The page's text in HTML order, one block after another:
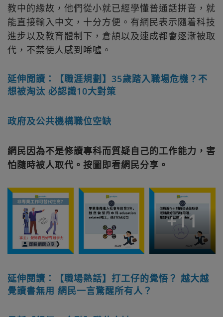
教中的緣故，他們從小就已經學懂普通話拼音，就
能直接輸入中文，十分方便。有網民表示隨着科技
進步以及教育體制下，倉頡以及速成都會逐漸被取
代，不禁使人感到唏噓。
延伸閲讀：【職涯規劃】35歲踏入職場危機？不
想被淘汰 必認識10大對策
政府及公共機構職位空缺
網民因為不是修讀專科而質疑自己的工作能力，害
怕隨時被人取代。按圖即看網民分享。
+11
延伸閱讀：【職場熱話】打工仔的覺悟？ 越大越
覺讀書無用 網民一言驚醒所有人？